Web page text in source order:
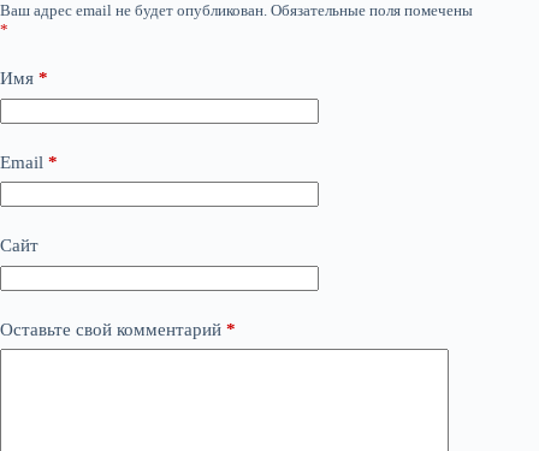
Ваш адрес email не будет опубликован. Обязательные поля помечены
*
Имя *
Email *
Сайт
Оставьте свой комментарий *